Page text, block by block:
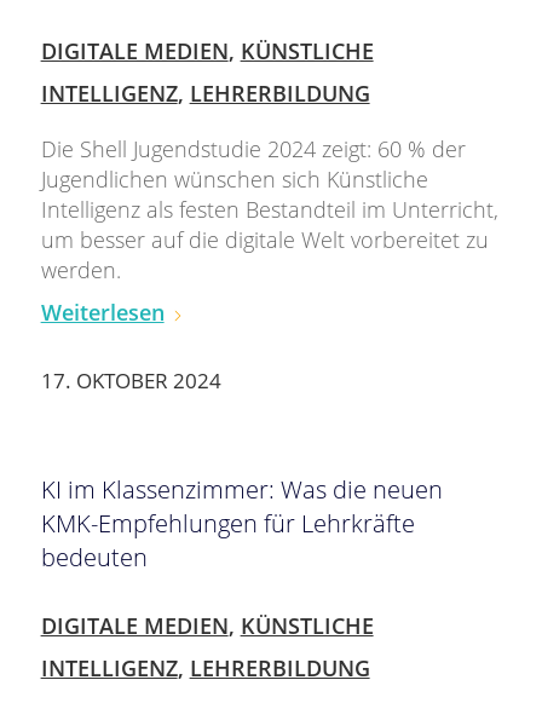
DIGITALE MEDIEN, KÜNSTLICHE
INTELLIGENZ, LEHRERBILDUNG
Die Shell Jugendstudie 2024 zeigt: 60 % der
Jugendlichen wünschen sich Künstliche
Intelligenz als festen Bestandteil im Unterricht,
um besser auf die digitale Welt vorbereitet zu
werden.
Weiterlesen
17. OKTOBER 2024
KI im Klassenzimmer: Was die neuen
KMK-Empfehlungen für Lehrkräfte
bedeuten
DIGITALE MEDIEN, KÜNSTLICHE
INTELLIGENZ, LEHRERBILDUNG